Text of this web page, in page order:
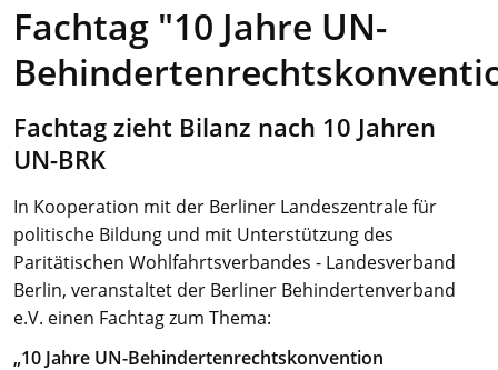
Fachtag "10 Jahre UN-
Fachtag zieht Bilanz nach 10 Jahren
UN-BRK
In Kooperation mit der Berliner Landeszentrale für
politische Bildung und mit Unterstützung des
Paritätischen Wohlfahrtsverbandes - Landesverband
Berlin, veranstaltet der Berliner Behindertenverband
e.V. einen Fachtag zum Thema:
„10 Jahre UN-Behindertenrechtskonvention